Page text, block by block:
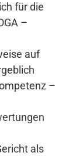
für die
–
auf
–
als